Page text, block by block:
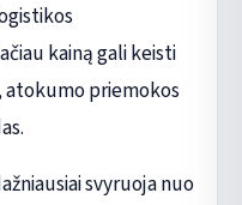
kainą gali keisti
atokumo priemokos
svyruoja nuo